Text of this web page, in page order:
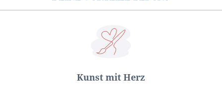
Kunst mit Herz